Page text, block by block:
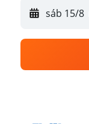
sáb 15/8